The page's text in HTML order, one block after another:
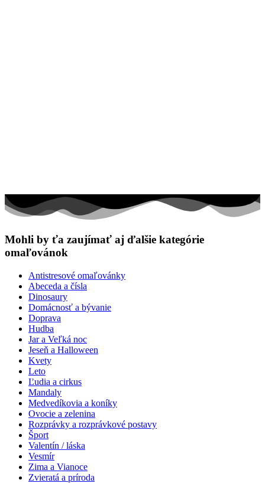
Mohli by ťa zaujímať aj ďalšie kategórie
omaľovánok
Antistresové omaľovánky
Abeceda a čísla
Dinosaury
Domácnosť a bývanie
Doprava
Hudba
Jar a Veľká noc
Jeseň a Halloween
Kvety
Leto
Ľudia a cirkus
Mandaly
Medvedíkovia a koníky
Ovocie a zelenina
Rozprávky a rozprávkové postavy
Šport
Valentín / láska
Vesmír
Zima a Vianoce
Zvieratá a príroda